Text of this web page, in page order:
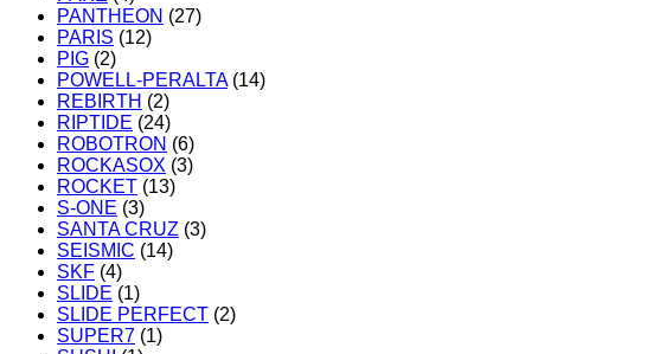
PANTHEON (27)
PARIS (12)
PIG (2)
POWELL-PERALTA (14)
REBIRTH (2)
RIPTIDE (24)
ROBOTRON (6)
ROCKASOX (3)
ROCKET (13)
S-ONE (3)
SANTA CRUZ (3)
SEISMIC (14)
SKF (4)
SLIDE (1)
SLIDE PERFECT (2)
SUPER7 (1)